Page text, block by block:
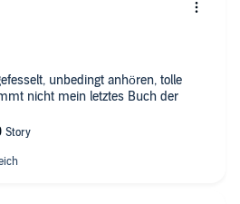
unbedingt anhören, tolle
nicht mein letztes Buch der